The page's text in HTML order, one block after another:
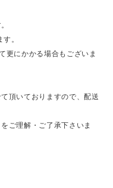
。
更にかかる場合もございま
頂いておりますので、配送
ご理解・ご了承下さいま